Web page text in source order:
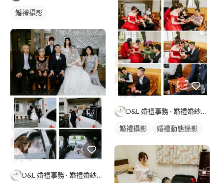
婚禮攝影
D&L 婚禮事務 · 婚禮婚紗攝影
D&L 婚禮事務 · 婚禮婚紗攝影
婚禮攝影
婚禮動態錄影
婚禮平面攝影